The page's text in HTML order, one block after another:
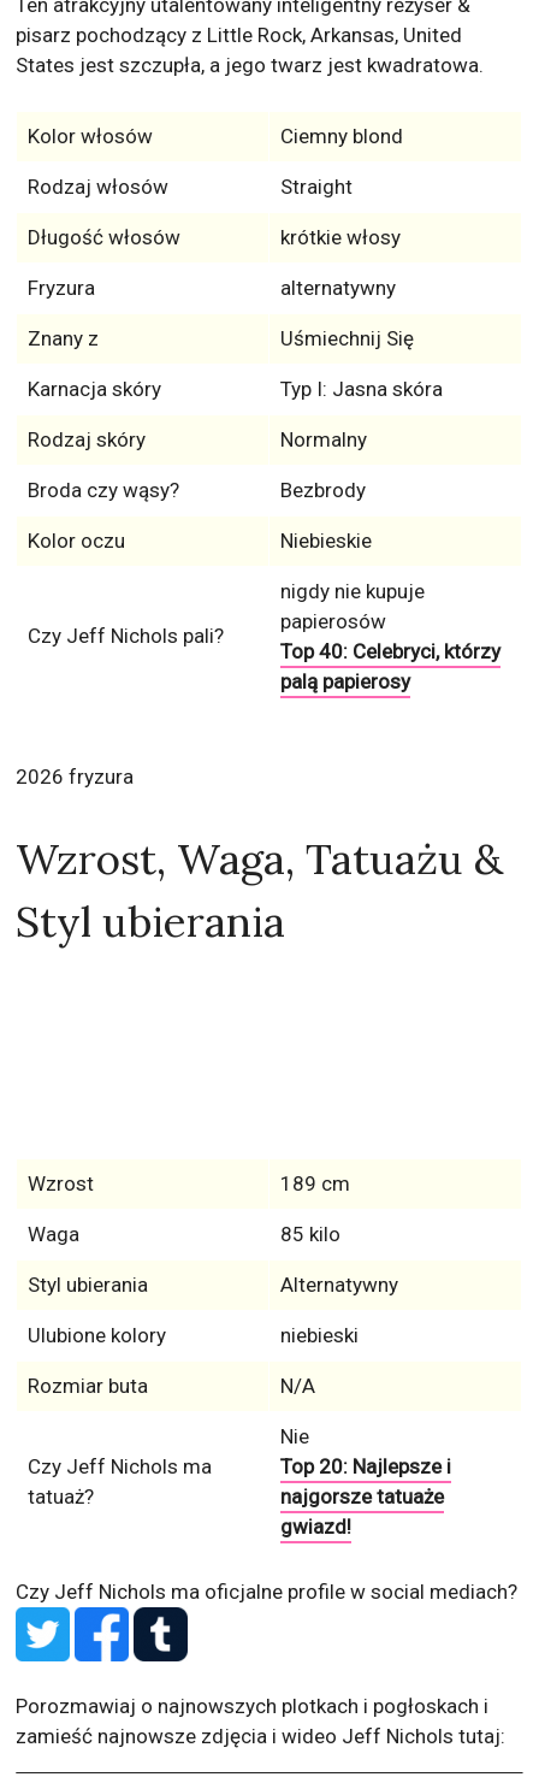
Ten atrakcyjny utalentowany inteligentny reżyser &
pisarz pochodzący z Little Rock, Arkansas, United
States jest szczupła, a jego twarz jest kwadratowa.
Kolor włosów Ciemny blond
Rodzaj włosów Straight
Długość włosów krótkie włosy
Fryzura alternatywny
Znany z Uśmiechnij Się
Karnacja skóry Typ I: Jasna skóra
Rodzaj skóry Normalny
Broda czy wąsy? Bezbrody
Kolor oczu Niebieskie
Czy Jeff Nichols pali?
nigdy nie kupuje
papierosów
Top 40: Celebryci, którzy
palą papierosy
2026 fryzura
Wzrost, Waga, Tatuażu &
Styl ubierania
Wzrost 189 cm
Waga 85 kilo
Styl ubierania Alternatywny
Ulubione kolory niebieski
Rozmiar buta N/A
Czy Jeff Nichols ma
tatuaż?
Nie
Top 20: Najlepsze i
najgorsze tatuaże
gwiazd!
Czy Jeff Nichols ma oficjalne profile w social mediach?
Porozmawiaj o najnowszych plotkach i pogłoskach i
zamieść najnowsze zdjęcia i wideo Jeff Nichols tutaj: